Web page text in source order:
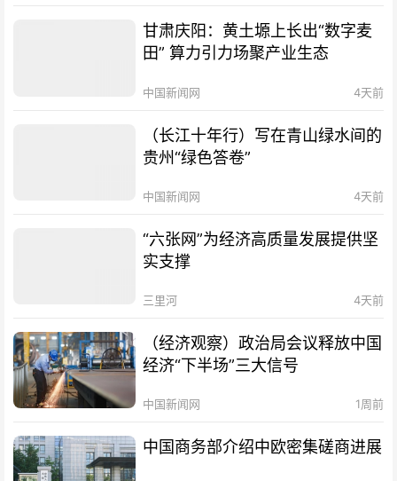
甘肃庆阳：黄土塬上长出“数字麦
田” 算力引力场聚产业生态
中国新闻网 4天前
（长江十年行）写在青山绿水间的
贵州“绿色答卷”
中国新闻网 4天前
“六张网”为经济高质量发展提供坚
实支撑
三里河 4天前
（经济观察）政治局会议释放中国
经济“下半场”三大信号
中国新闻网 1周前
中国商务部介绍中欧密集磋商进展